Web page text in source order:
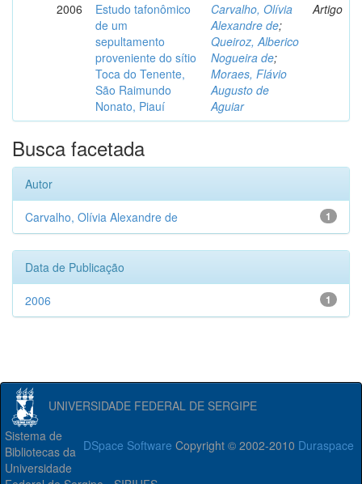
2006
Estudo tafonômico
de um
sepultamento
proveniente do sítio
Toca do Tenente,
São Raimundo
Nonato, Piauí
Carvalho, Olívia
Alexandre de;
Queiroz, Alberico
Nogueira de;
Moraes, Flávio
Augusto de
Aguiar
Artigo
Busca facetada
Autor
1
Carvalho, Olívia Alexandre de
Data de Publicação
1
2006
UNIVERSIDADE FEDERAL DE SERGIPE
DSpace Software Copyright © 2002-2010 Duraspace
Sistema de
Bibliotecas da
Universidade